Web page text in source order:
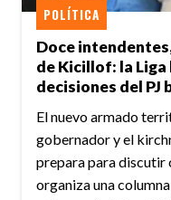
Doce
de Kicillof: la Liga
decisiones del PJ
POLÍTICA
El nuevo armado
gobernador y el
prepara para discutir
organiza una